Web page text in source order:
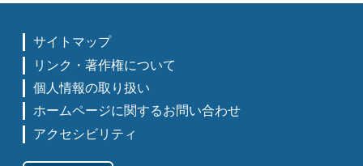
サイトマップ
リンク・著作権について
個人情報の取り扱い
ホームページに関するお問い合わせ
アクセシビリティ